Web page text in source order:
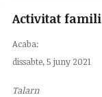
Activitat
Acaba:
dissabte, 5 juny 2021
Talarn